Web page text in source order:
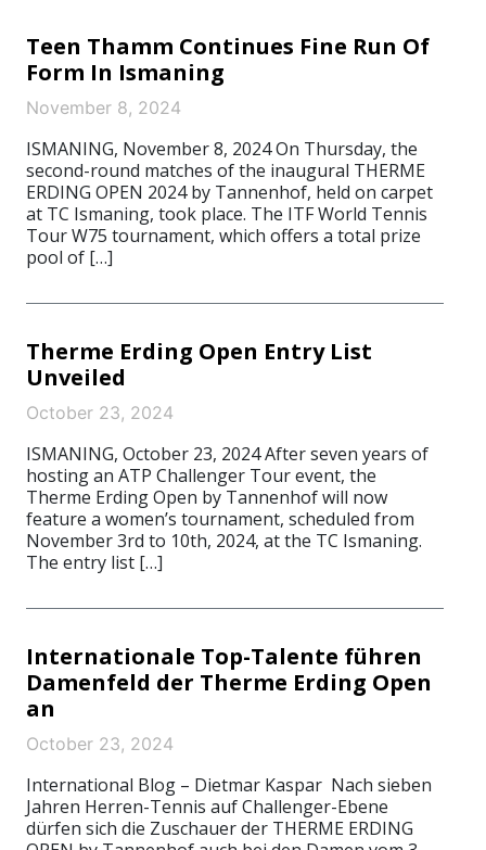
Teen Thamm Continues Fine Run Of
Form In Ismaning
November 8, 2024
ISMANING, November 8, 2024 On Thursday, the
second-round matches of the inaugural THERME
ERDING OPEN 2024 by Tannenhof, held on carpet
at TC Ismaning, took place. The ITF World Tennis
Tour W75 tournament, which offers a total prize
pool of […]
Therme Erding Open Entry List
Unveiled
October 23, 2024
ISMANING, October 23, 2024 After seven years of
hosting an ATP Challenger Tour event, the
Therme Erding Open by Tannenhof will now
feature a women’s tournament, scheduled from
November 3rd to 10th, 2024, at the TC Ismaning.
The entry list […]
Internationale Top-Talente führen
Damenfeld der Therme Erding Open
an
October 23, 2024
International Blog – Dietmar Kaspar Nach sieben
Jahren Herren-Tennis auf Challenger-Ebene
dürfen sich die Zuschauer der THERME ERDING